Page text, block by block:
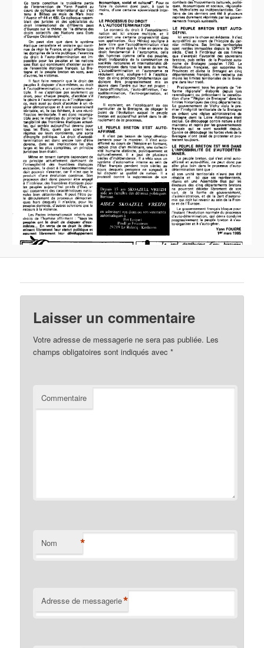
Laisser un commentaire
Votre adresse de messagerie ne sera pas publiée. Les
champs obligatoires sont indiqués avec*
Commentaire
Nom *
Adresse de messagerie*